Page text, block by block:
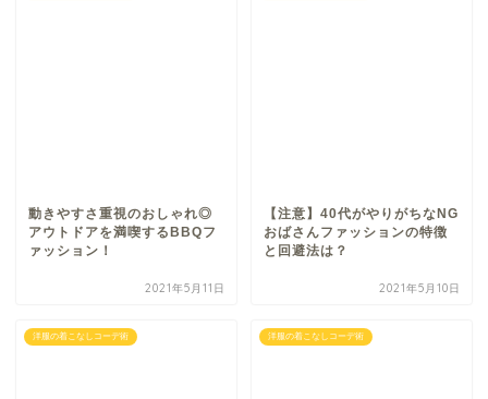
動きやすさ重視のおしゃれ◎
アウトドアを満喫するBBQフ
ァッション！
2021年5月11日
【注意】40代がやりがちなNG
おばさんファッションの特徴
と回避法は？
2021年5月10日
洋服の着こなしコーデ術 洋服の着こなしコーデ術